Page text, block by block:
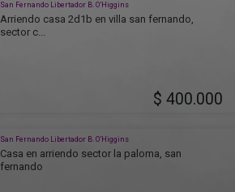
San Fernando Libertador B. O’Higgins
Arriendo casa 2d1b en villa san fernando,
sector c...
$ 400.000
San Fernando Libertador B. O’Higgins
Casa en arriendo sector la paloma, san
fernando